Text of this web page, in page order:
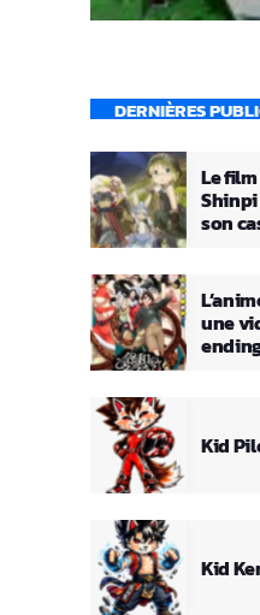
DERNIÈRES
Le
son
une
Kid
Kid